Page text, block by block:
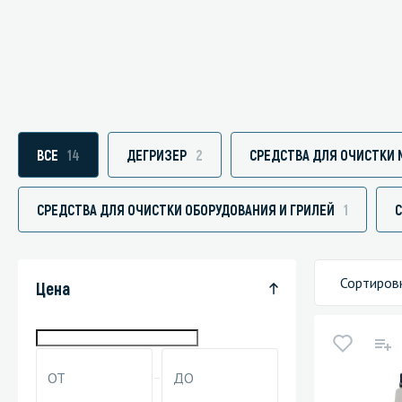
Дегризер
Защитные
стрипперы
Средства
ВСЕ 14 ДЕГРИЗЕР 2 СРЕДСТВА ДЛЯ ОЧИСТКИ
СРЕДСТВА ДЛЯ ОЧИСТКИ ОБОРУДОВАНИЯ И ГРИЛЕЙ 1
Цена